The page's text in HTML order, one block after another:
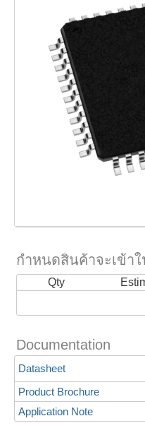
กำหนดสินค้าจะเข้าใ
Qty
Documentation
Datasheet
Product Brochure
Application Note